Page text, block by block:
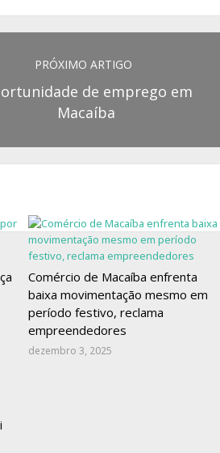
PRÓXIMO ARTIGO
de emprego em
Macaíba
Comércio de Macaíba enfrenta
baixa movimentação mesmo em
período festivo, reclama
empreendedores
dezembro 3, 2025